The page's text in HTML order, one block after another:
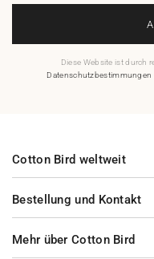
Diese Website ist durch
Datenschutzbestimmungen
Bestellung und Kontakt
Mehr über Cotton Bird
Cotton Bird weltweit